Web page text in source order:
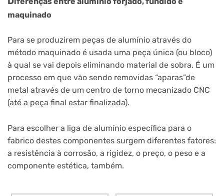
maquinado
Para se produzirem peças de alumínio através do
método maquinado é usada uma peça única (ou bloco)
à qual se vai depois eliminando material de sobra. É um
processo em que vão sendo removidas “aparas”de
metal através de um centro de torno mecanizado CNC
(até a peça final estar finalizada).
Para escolher a liga de alumínio específica para o
fabrico destes componentes surgem diferentes fatores:
a resistência à corrosão, a rigidez, o preço, o peso e a
componente estética, também.